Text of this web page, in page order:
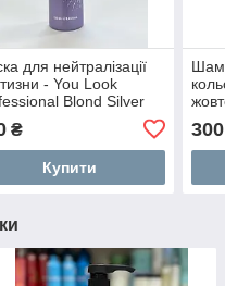
для нейтралізації
- You Look
Blond Silver
₴
Купити
300